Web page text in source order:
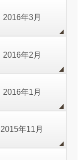
2016年3月
2016年2月
2016年1月
2015年11月